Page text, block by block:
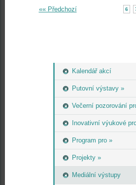
Kalendář akcí
Putovní výstavy »
Večerní pozorování
Inovativní výukové
Program pro »
Projekty »
Mediální výstupy
«« Předchozí 6